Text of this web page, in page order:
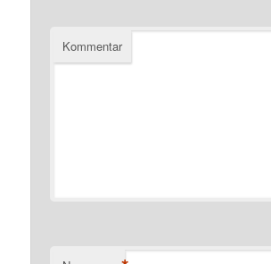
Kommentar